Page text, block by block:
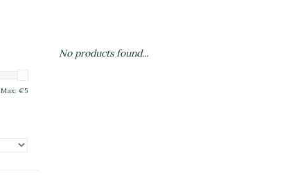
Max: €5
No products found...